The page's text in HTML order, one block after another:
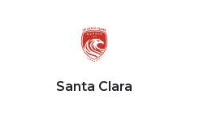
Santa Clara